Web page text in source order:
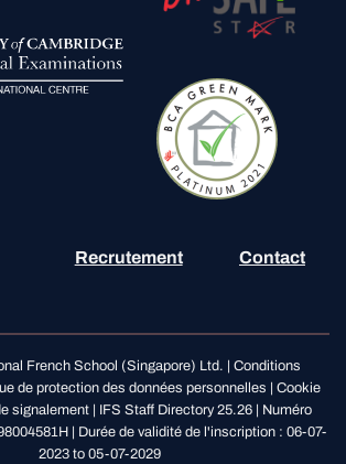
Recrutement Contact
French School (Singapore) Ltd. | Conditions
de protection des données personnelles
Cookie
signalement IFS Staff Directory 25.26 | Numéro
| Durée de validité de l'inscription : 06-07-
2023 to 05-07-2029